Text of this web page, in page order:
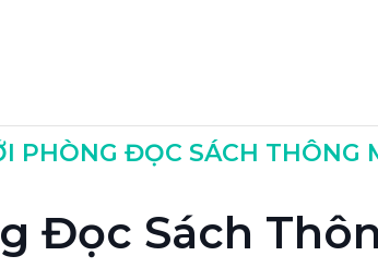
PHÒNG ĐỌC SÁCH THÔNG
Đọc Sách